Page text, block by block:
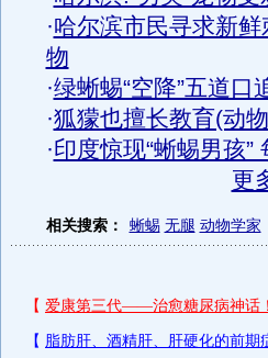
·哈尔滨市民寻求新
物
·绿蜥蜴“空降”五道口
·狐獴也擅长教育(动
·印度惊现“蜥蜴男孩
更
相关搜索： 蜥蜴 无腿 动物学家